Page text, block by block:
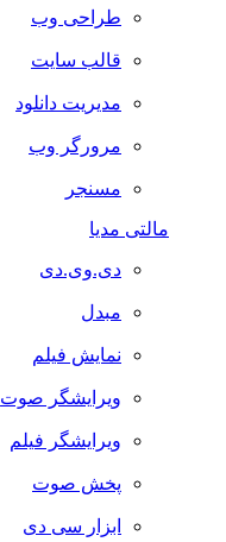
طراحی وب
قالب سایت
مدیریت دانلود
مرورگر وب
مسنجر
مالتی مدیا
دی.وی.دی
مبدل
نمایش فیلم
ویرایشگر صوت
ویرایشگر فیلم
پخش صوت
ابزار سی دی